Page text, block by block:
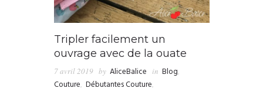
Tripler facilement un
ouvrage avec de la ouate
7 avril 2019 by AliceBalice in Blog,
Couture, Débutantes Couture,